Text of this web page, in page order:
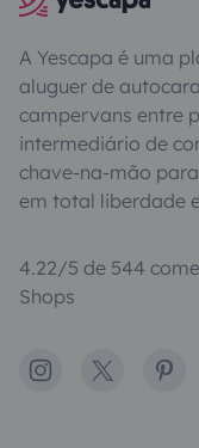
A Yescapa é uma
aluguer de
campervans entre
intermediário de
chave-na-mão
em total liberdade
4.22/5 de 544
Shops
Instagram
X